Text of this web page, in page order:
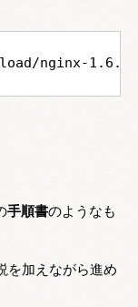
手順書のようなも
を加えながら進め